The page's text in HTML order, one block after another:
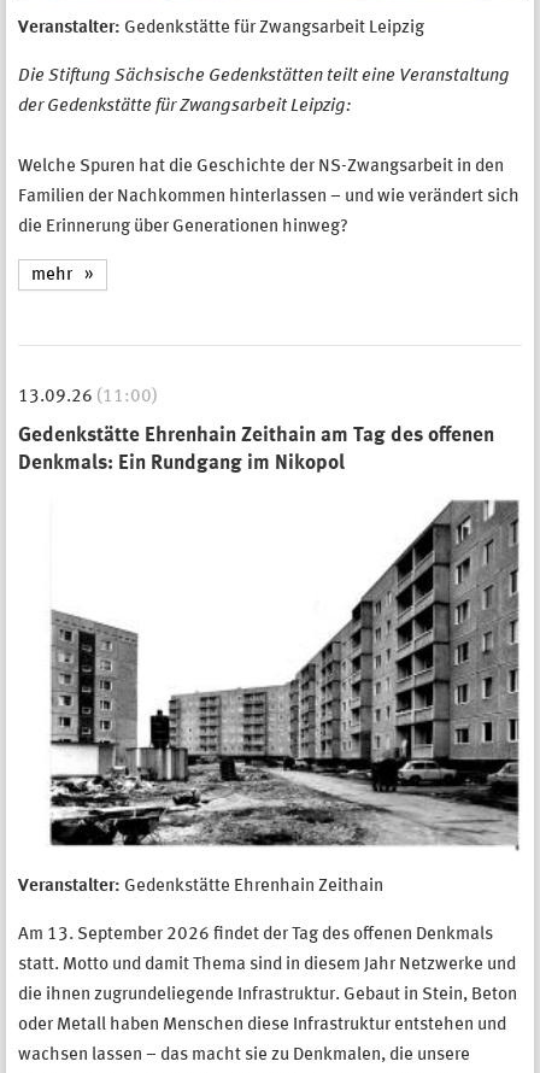
Veranstalter: Gedenkstätte für Zwangsarbeit Leipzig
Die Stiftung Sächsische Gedenkstätten teilt eine Veranstaltung
der Gedenkstätte für Zwangsarbeit Leipzig:
Welche Spuren hat die Geschichte der NS-Zwangsarbeit in den
Familien der Nachkommen hinterlassen – und wie verändert sich
die Erinnerung über Generationen hinweg?
mehr
13.09.26 (11:00)
Gedenkstätte Ehrenhain Zeithain am Tag des offenen
Denkmals: Ein Rundgang im Nikopol
Veranstalter: Gedenkstätte Ehrenhain Zeithain
Am 13. September 2026 findet der Tag des offenen Denkmals
statt. Motto und damit Thema sind in diesem Jahr Netzwerke und
die ihnen zugrundeliegende Infrastruktur. Gebaut in Stein, Beton
oder Metall haben Menschen diese Infrastruktur entstehen und
wachsen lassen – das macht sie zu Denkmalen, die unsere